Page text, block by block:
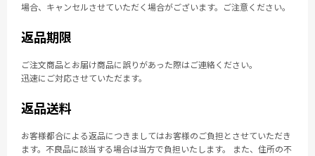
場合、キャンセルさせていただく場合がございます。ご注意ください。
返品期限
ご注文商品とお届け商品に誤りがあった際はご連絡ください。
迅速にご対応させていただます。
返品送料
お客様都合による返品につきましてはお客様のご負担とさせていただき
ます。不良品に該当する場合は当方で負担いたします。 また、住所の不